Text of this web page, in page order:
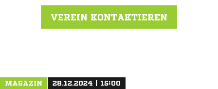
VEREIN KONTAKTIEREN
MAGAZIN 28.12.2024 | 15:00